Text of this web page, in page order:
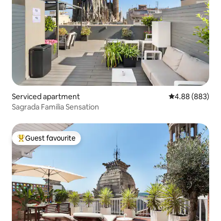
ofrecen el mismo confort y estilo,
asegurando una estancia agradable
independientemente de la opción
asignada.
Serviced apartment 4.88 out of 5
4.88 (883)
Sagrada Familia Sensation
Top guest favourite
Guest favourite